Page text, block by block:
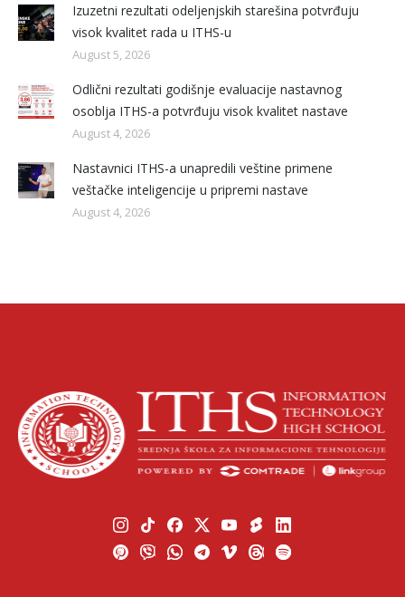
Izuzetni rezultati odeljenjskih starešina potvrđuju
visok kvalitet rada u ITHS-u
August 5, 2026
Odlični rezultati godišnje evaluacije nastavnog
osoblja ITHS-a potvrđuju visok kvalitet nastave
August 4, 2026
Nastavnici ITHS-a unapredili veštine primene
veštačke inteligencije u pripremi nastave
August 4, 2026